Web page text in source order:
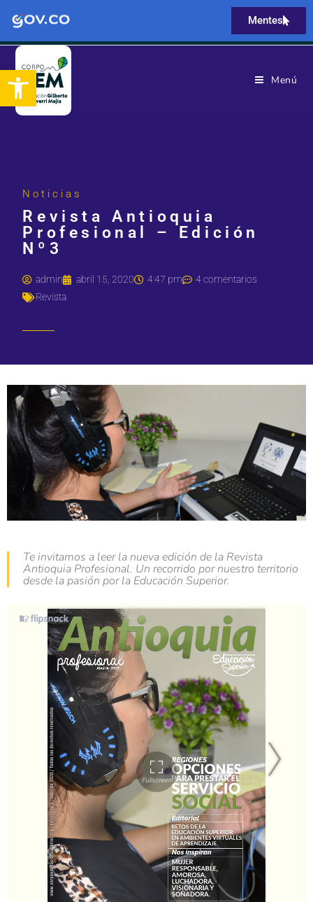
Abrir barra de herramientas
Mentes
Menú
Noticias
Revista Antioquia
Profesional – Edición
Nº3
admin abril 15, 2020 4:47 pm
4 comentarios
Revista
Te invitamos a leer la nueva edición de la Revista
Antioquia Profesional. Un recorrido por nuestro territorio
desde la pasión por la Educación Superior.